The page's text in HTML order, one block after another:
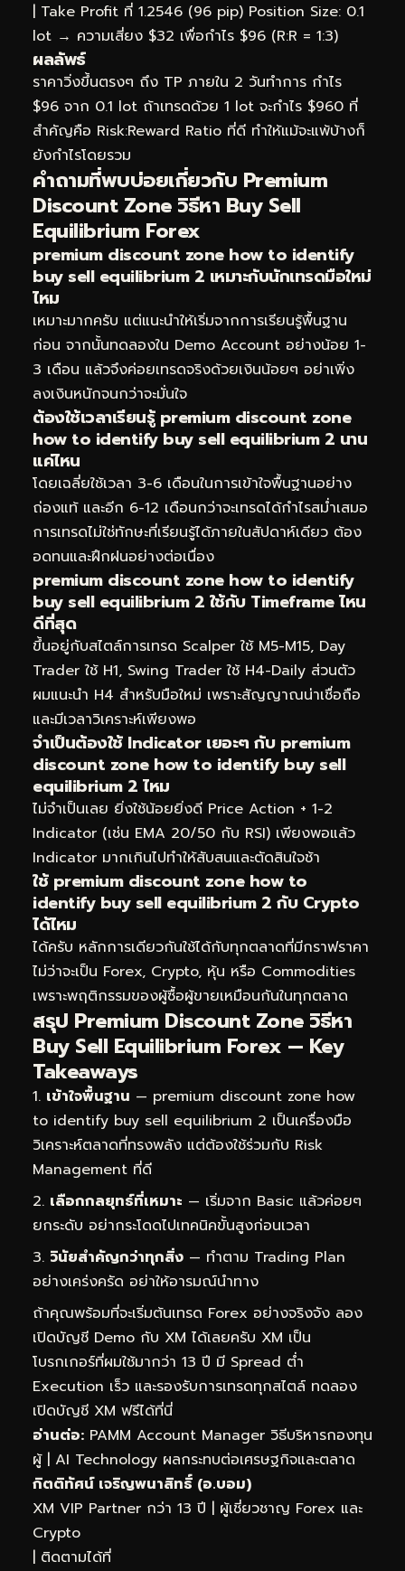
| Take Profit ที่ 1.2546 (96 pip) Position Size: 0.1
lot → ความเสี่ยง $32 เพื่อกำไร $96 (R:R = 1:3)
ผลลัพธ์
ราคาวิ่งขึ้นตรงๆ ถึง TP ภายใน 2 วันทำการ กำไร
$96 จาก 0.1 lot ถ้าเทรดด้วย 1 lot จะกำไร $960 ที่
สำคัญคือ Risk:Reward Ratio ที่ดี ทำให้แม้จะแพ้บ้างก็
ยังกำไรโดยรวม
คำถามที่พบบ่อยเกี่ยวกับ Premium
Discount Zone วิธีหา Buy Sell
Equilibrium Forex
premium discount zone how to identify
buy sell equilibrium 2 เหมาะกับนักเทรดมือใหม่
ไหม
เหมาะมากครับ แต่แนะนำให้เริ่มจากการเรียนรู้พื้นฐาน
ก่อน จากนั้นทดลองใน Demo Account อย่างน้อย 1-
3 เดือน แล้วจึงค่อยเทรดจริงด้วยเงินน้อยๆ อย่าเพิ่ง
ลงเงินหนักจนกว่าจะมั่นใจ
ต้องใช้เวลาเรียนรู้ premium discount zone
how to identify buy sell equilibrium 2 นาน
แค่ไหน
โดยเฉลี่ยใช้เวลา 3-6 เดือนในการเข้าใจพื้นฐานอย่าง
ถ่องแท้ และอีก 6-12 เดือนกว่าจะเทรดได้กำไรสม่ำเสมอ
การเทรดไม่ใช่ทักษะที่เรียนรู้ได้ภายในสัปดาห์เดียว ต้อง
อดทนและฝึกฝนอย่างต่อเนื่อง
premium discount zone how to identify
buy sell equilibrium 2 ใช้กับ Timeframe ไหน
ดีที่สุด
ขึ้นอยู่กับสไตล์การเทรด Scalper ใช้ M5-M15, Day
Trader ใช้ H1, Swing Trader ใช้ H4-Daily ส่วนตัว
ผมแนะนำ H4 สำหรับมือใหม่ เพราะสัญญาณน่าเชื่อถือ
และมีเวลาวิเคราะห์เพียงพอ
จำเป็นต้องใช้ Indicator เยอะๆ กับ premium
discount zone how to identify buy sell
equilibrium 2 ไหม
ไม่จำเป็นเลย ยิ่งใช้น้อยยิ่งดี Price Action + 1-2
Indicator (เช่น EMA 20/50 กับ RSI) เพียงพอแล้ว
Indicator มากเกินไปทำให้สับสนและตัดสินใจช้า
ใช้ premium discount zone how to
identify buy sell equilibrium 2 กับ Crypto
ได้ไหม
ได้ครับ หลักการเดียวกันใช้ได้กับทุกตลาดที่มีกราฟราคา
ไม่ว่าจะเป็น Forex, Crypto, หุ้น หรือ Commodities
เพราะพฤติกรรมของผู้ซื้อผู้ขายเหมือนกันในทุกตลาด
สรุป Premium Discount Zone วิธีหา
Buy Sell Equilibrium Forex — Key
Takeaways
เข้าใจพื้นฐาน — premium discount zone how
to identify buy sell equilibrium 2 เป็นเครื่องมือ
วิเคราะห์ตลาดที่ทรงพลัง แต่ต้องใช้ร่วมกับ Risk
Management ที่ดี
เลือกกลยุทธ์ที่เหมาะ — เริ่มจาก Basic แล้วค่อยๆ
ยกระดับ อย่ากระโดดไปเทคนิคขั้นสูงก่อนเวลา
วินัยสำคัญกว่าทุกสิ่ง — ทำตาม Trading Plan
อย่างเคร่งครัด อย่าให้อารมณ์นำทาง
ถ้าคุณพร้อมที่จะเริ่มต้นเทรด Forex อย่างจริงจัง ลอง
เปิดบัญชี Demo กับ XM ได้เลยครับ XM เป็น
โบรกเกอร์ที่ผมใช้มากว่า 13 ปี มี Spread ต่ำ
Execution เร็ว และรองรับการเทรดทุกสไตล์ ทดลอง
เปิดบัญชี XM ฟรีได้ที่นี่
อ่านต่อ: PAMM Account Manager วิธีบริหารกองทุน
ผู้| AI Technology ผลกระทบต่อเศรษฐกิจและตลาด
กิตติทัศน์ เจริญพนาสิทธิ์ (อ.บอม)
XM VIP Partner กว่า 13 ปี | ผู้เชี่ยวชาญ Forex และ
Crypto
| ติดตามได้ที่